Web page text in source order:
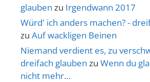
glauben zu Irgendwann 2017
Würd' ich anders machen? -
zu Auf wackligen Beinen
Niemand verdient es, zu
dreifach glauben zu Wenn du
nicht mehr…